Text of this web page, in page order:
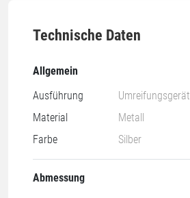
Technische Daten
Allgemein
Ausführung
Umreifungsgerät
Material
Metall
Farbe
Silber
Abmessung